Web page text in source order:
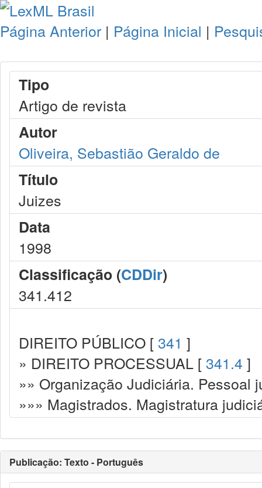
Página Anterior | Página Inicial |
Tipo
Artigo de revista
Autor
Oliveira, Sebastião Geraldo de
Título
Juizes
Data
1998
Classificação (CDDir)
341.412
DIREITO PÚBLICO [ 341 ]
» DIREITO PROCESSUAL [ 341.4 ]
»» Organização Judiciária. Pessoal
»»» Magistrados. Magistratura
Publicação: Texto - Português